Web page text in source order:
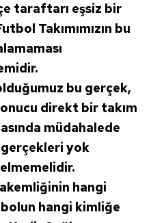
taraftarı eşsiz bir
Takımımızın bu
bu gerçek,
direkt bir takım
müdahalede
yok
hangi
hangi kimliğe